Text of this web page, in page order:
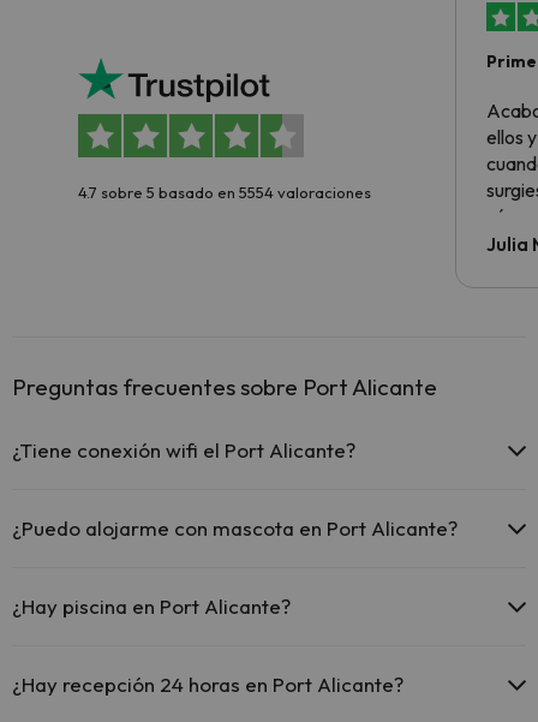
4.7 sobre 5 basado en 5554 valoraciones
ellos
todo
Julia
Preguntas frecuentes sobre Port Alicante
¿Tiene conexión wifi el Port Alicante?
El Port Alicante ofrece Wi-Fi gratuito en zonas comunes.
¿Puedo alojarme con mascota en Port Alicante?
¿Hay piscina en Port Alicante?
tienes más info sobre la piscina y otras instalaciones.
¿Hay recepción 24 horas en Port Alicante?